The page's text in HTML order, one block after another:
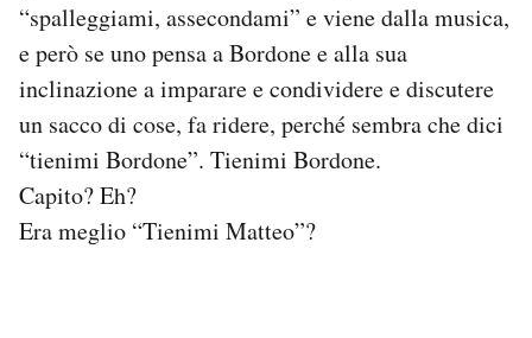
CALENDARIO
AREA PERSONALE
Area Personale
Notifiche mobile
Regala il Post
“spalleggiami, assecondami” e viene dalla musica,
e però se uno pensa a Bordone e alla sua
inclinazione a imparare e condividere e discutere
un sacco di cose, fa ridere, perché sembra che dici
“tienimi Bordone”. Tienimi Bordone.
Capito? Eh?
Era meglio “Tienimi Matteo”?